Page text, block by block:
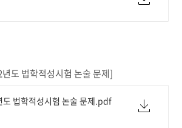
도 법학적성시험 논술 문제]
법학적성시험 논술 문제.pdf